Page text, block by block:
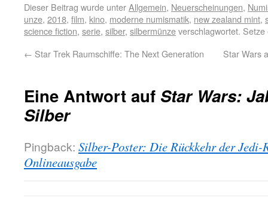
Dieser Beitrag wurde unterAllgemein, Neuerscheinungen,
unze, 2018, film, kino, moderne numismatik, new zealand mint,
science fiction, serie, silber, silbermünzeverschlagwortet.
← Star Trek Raumschiffe: The Next Generation Star Wars
Eine Antwort auf Star Wars:
Silber
Pingback: Silber-Poster: Die Rückkehr der
Onlineausgabe